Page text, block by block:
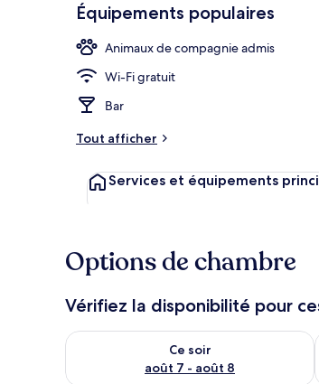
Équipements populaires
Animaux de compagnie admis
Wi-Fi gratuit
Bar
Tout afficher
Services et équipements
Options de chambre
Vérifiez la disponibilité pour
Ce soir
août 7 - août 8
Vérifier la disponibilité pour ce soir